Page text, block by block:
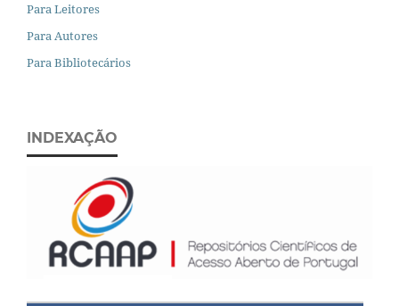
Para Leitores
Para Autores
Para Bibliotecários
INDEXAÇÃO